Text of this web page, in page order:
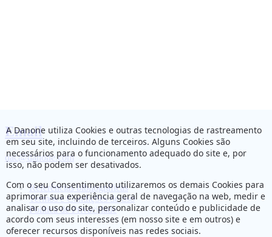
Email
dac@danone.com
Referências bibliográficas
Termos e Condições de uso
Política de Privacidade
A Danone utiliza Cookies e outras tecnologias de rastreamento
em seu site, incluindo de terceiros. Alguns Cookies são
necessários para o funcionamento adequado do site e, por
isso, não podem ser desativados.
Com o seu Consentimento utilizaremos os demais Cookies para
aprimorar sua experiência geral de navegação na web, medir e
analisar o uso do site, personalizar conteúdo e publicidade de
acordo com seus interesses (em nosso site e em outros) e
oferecer recursos disponíveis nas redes sociais.